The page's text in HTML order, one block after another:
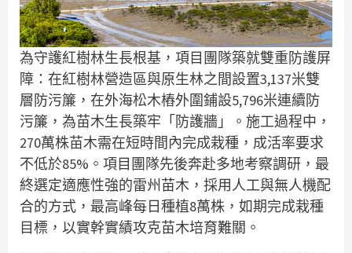
為守護紅樹林生長根基，項目團隊築就雙重防護屏
障：在紅樹林營造區與原生林之間設置3,137米雙
層防污簾，在外海松木樁外圍鋪設5,796米連續防
污簾，為苗木生長築牢「防護牆」。施工過程中，
270萬株苗木需在短時間內完成栽種，成活率要求
不低於85%。項目團隊先後奔赴多地考察調研，最
終選定適應性強的雷州苗木，採用人工與無人機配
合的方式，最高峰每日種植8萬株，如期完成栽種
目標，以實幹實績攻克苗木培育難關。